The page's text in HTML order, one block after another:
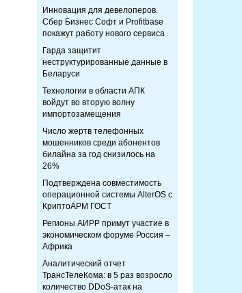
Инновация для девелоперов.
Сбер Бизнес Софт и Profitbase
покажут работу нового сервиса
Гарда защитит
неструктурированные данные в
Беларуси
Технологии в области АПК
войдут во вторую волну
импортозамещения
Число жертв телефонных
мошенников среди абонентов
билайна за год снизилось на
26%
Подтверждена совместимость
операционной системы AlterOS с
КриптоАРМ ГОСТ
Регионы АИРР примут участие в
экономическом форуме Россия –
Африка
Аналитический отчет
ТрансТелеКома: в 5 раз возросло
количество DDoS-атак на